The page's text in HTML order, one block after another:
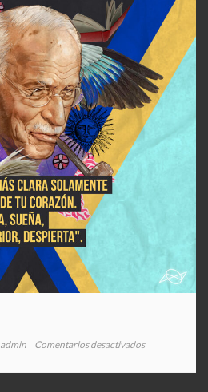
admin Comentarios desactivadosen
G.